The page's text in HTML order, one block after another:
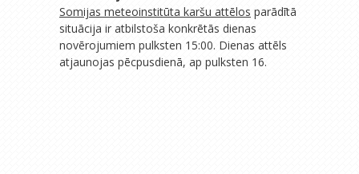
Somijas meteoinstitūta karšu attēlos parādītā
situācija ir atbilstoša konkrētās dienas
novērojumiem pulksten 15:00. Dienas attēls
atjaunojas pēcpusdienā, ap pulksten 16.